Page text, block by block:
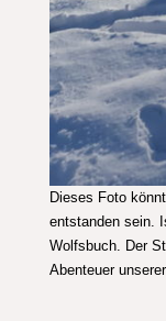
Dieses Foto
entstanden sein.
Wolfsbuch. Der
Abenteuer